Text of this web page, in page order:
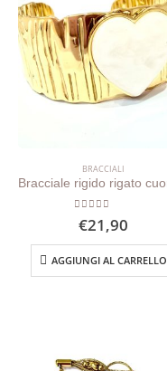
BRACCIALI
out of 5
€21,90
AGGIUNGI AL CARRELLO